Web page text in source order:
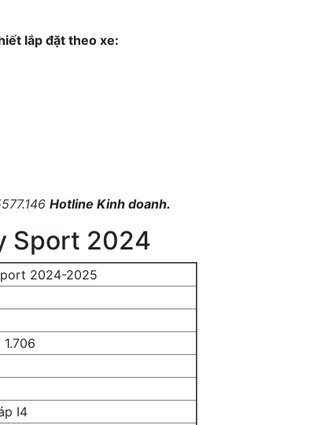
lắp đặt theo xe:
Hotline Kinh doanh.
Sport 2024
2024-2025
I4